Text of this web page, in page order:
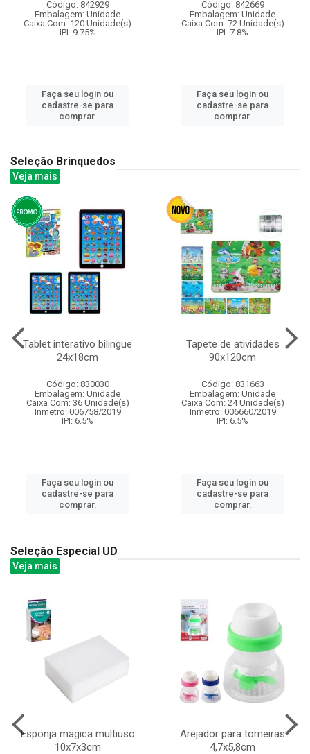
Código: 842929
Embalagem: Unidade
Caixa Com: 120 Unidade(s)
IPI: 9.75%
Faça seu login ou
cadastre-se para
comprar.
Código: 842669
Embalagem: Unidade
Caixa Com: 72 Unidade(s)
IPI: 7.8%
Faça seu login ou
cadastre-se para
comprar.
Seleção Brinquedos
Veja mais
Tablet interativo bilingue
24x18cm
Código: 830030
Embalagem: Unidade
Caixa Com: 36 Unidade(s)
Inmetro: 006758/2019
IPI: 6.5%
Faça seu login ou
cadastre-se para
comprar.
Tapete de atividades
90x120cm
Código: 831663
Embalagem: Unidade
Caixa Com: 24 Unidade(s)
Inmetro: 006660/2019
IPI: 6.5%
Faça seu login ou
cadastre-se para
comprar.
Seleção Especial UD
Veja mais
Esponja magica multiuso
10x7x3cm
Arejador para torneiras
4,7x5,8cm